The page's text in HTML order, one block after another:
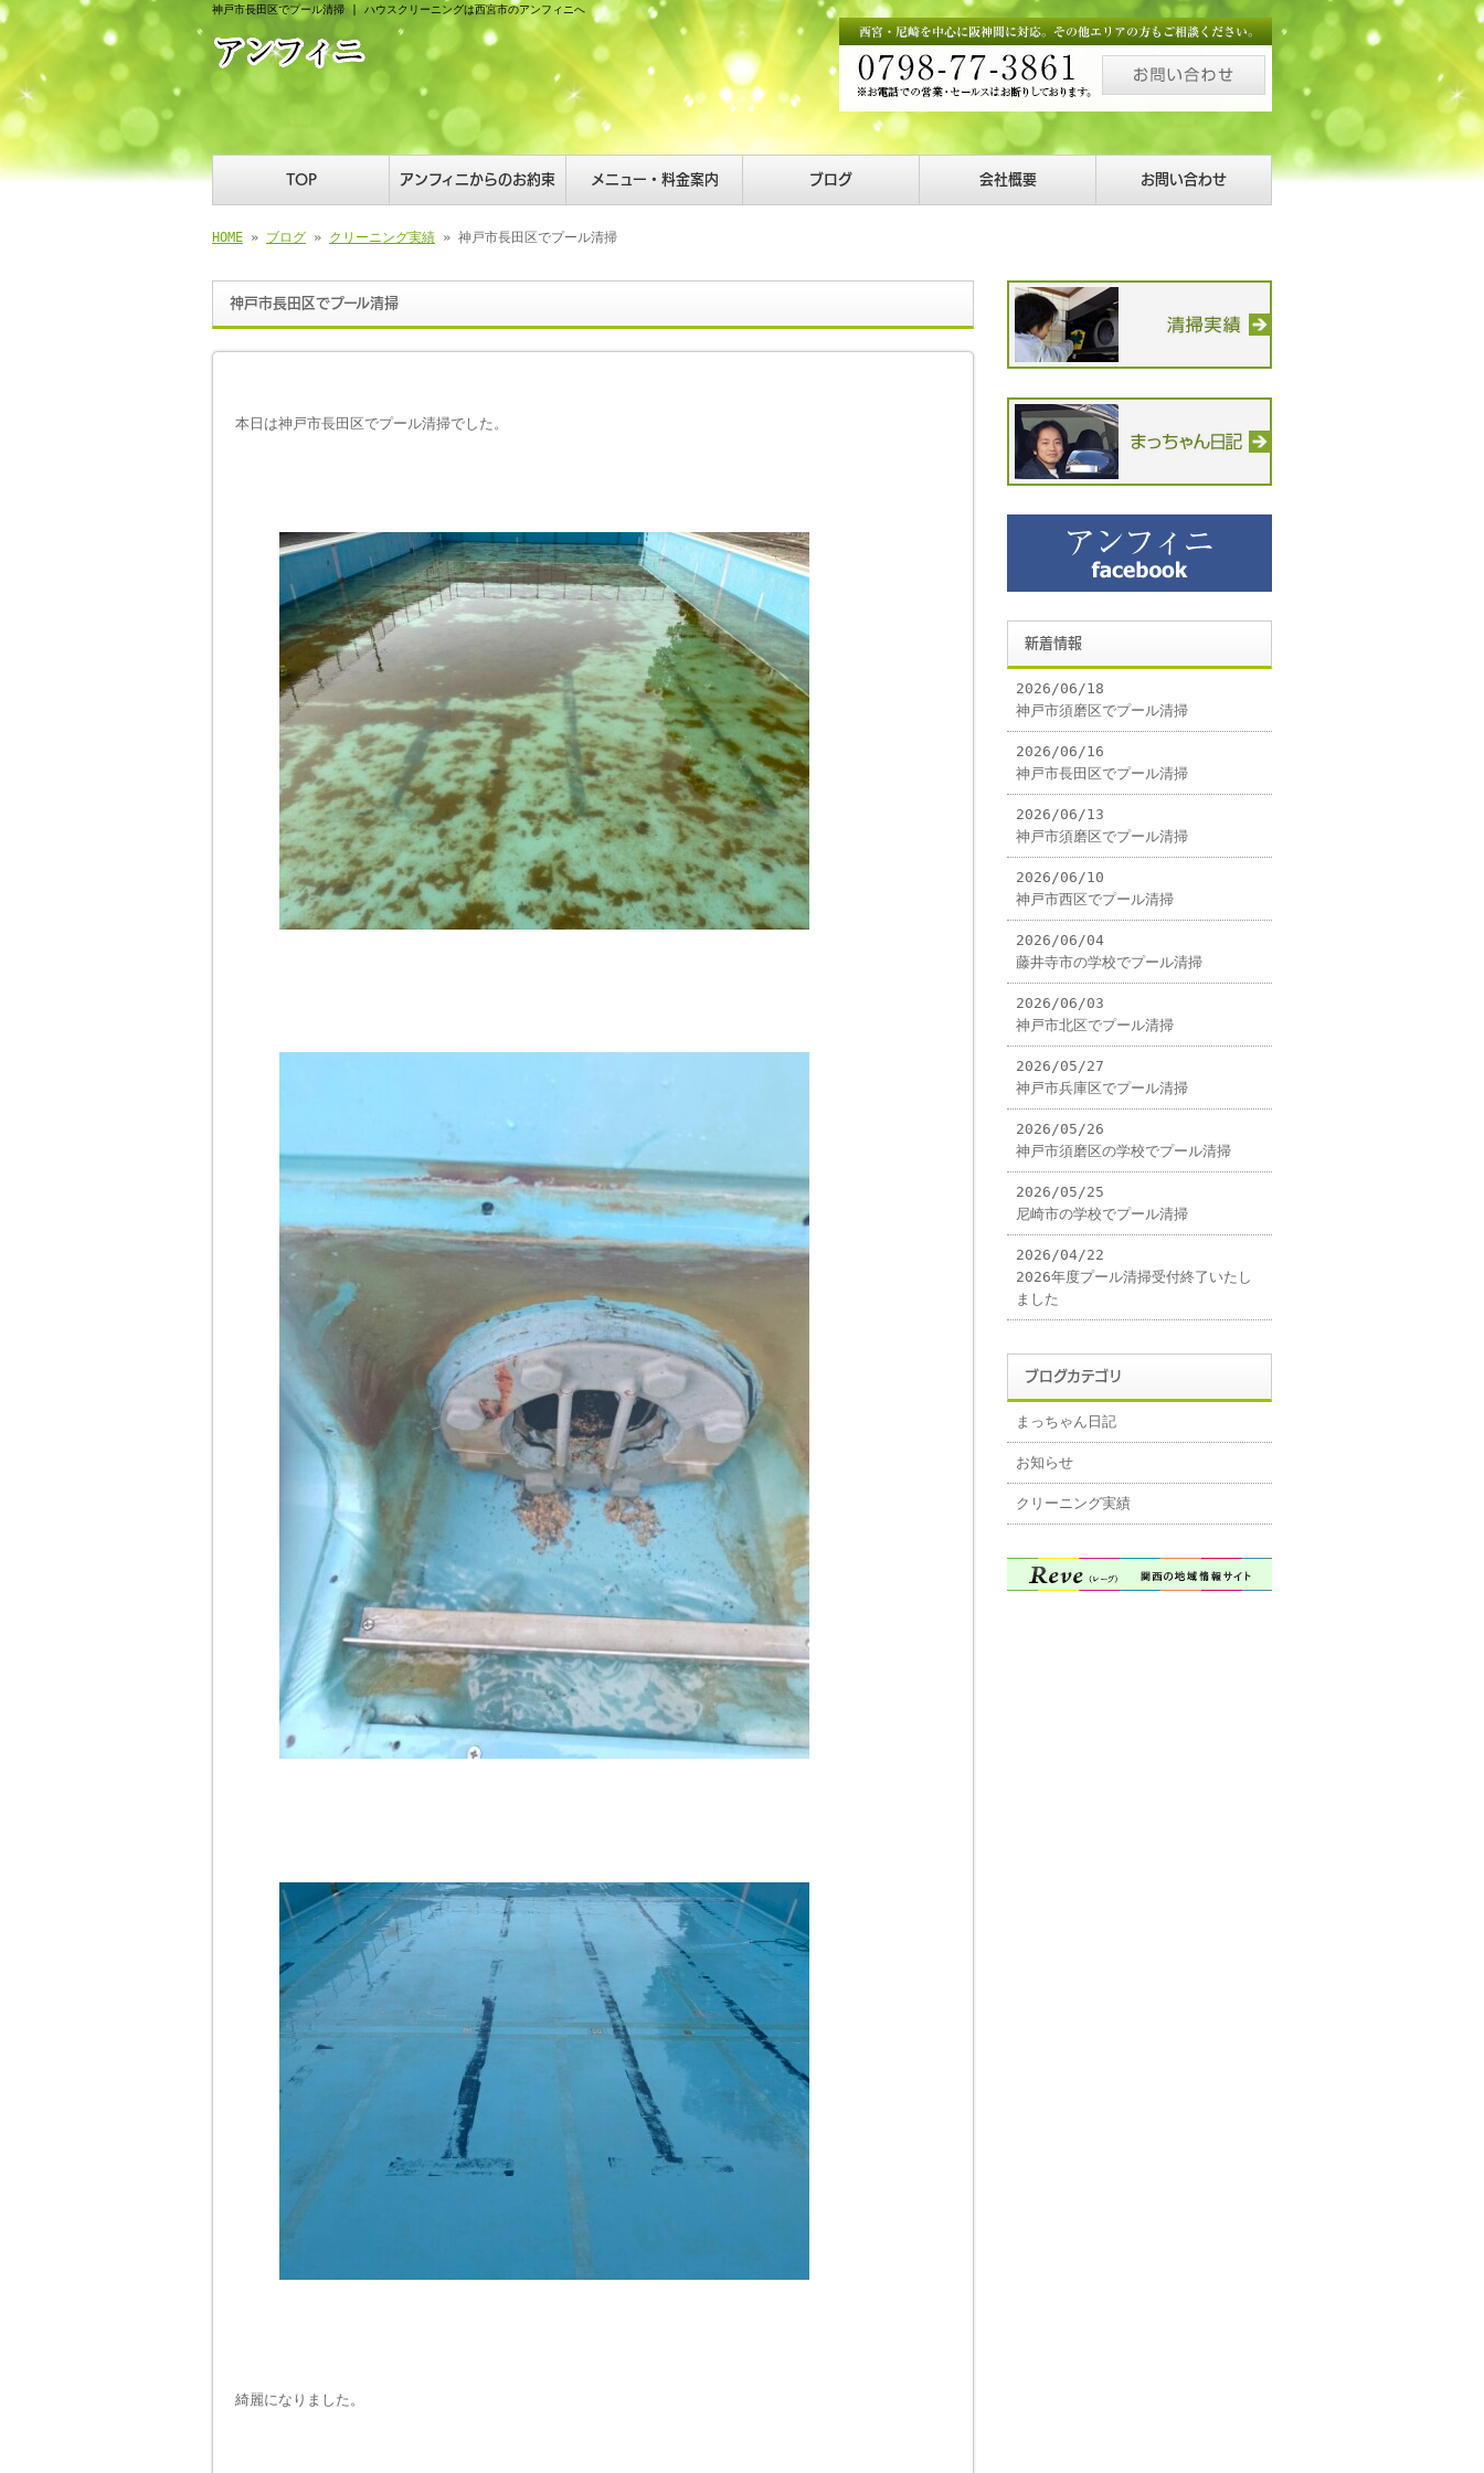
神戸市長田区でプール清掃 | ハウスクリーニングは西宮市のアンフィニへ
TOP アンフィニからのお約束 メニュー・料金案内 ブログ 会社概要 お問い合わせ
HOME » ブログ » クリーニング実績 » 神戸市長田区でプール清掃
神戸市長田区でプール清掃
本日は神戸市長田区でプール清掃でした。
綺麗になりました。
新着情報
2026/06/18
神戸市須磨区でプール清掃
2026/06/16
神戸市長田区でプール清掃
2026/06/13
神戸市須磨区でプール清掃
2026/06/10
神戸市西区でプール清掃
2026/06/04
藤井寺市の学校でプール清掃
2026/06/03
神戸市北区でプール清掃
2026/05/27
神戸市兵庫区でプール清掃
2026/05/26
神戸市須磨区の学校でプール清掃
2026/05/25
尼崎市の学校でプール清掃
2026/04/22
2026年度プール清掃受付終了いたし
ました
ブログカテゴリ
まっちゃん日記
お知らせ
クリーニング実績